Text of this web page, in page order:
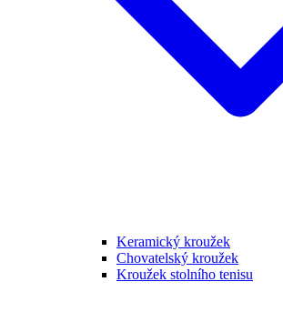
Keramický kroužek
Chovatelský kroužek
Kroužek stolního tenisu